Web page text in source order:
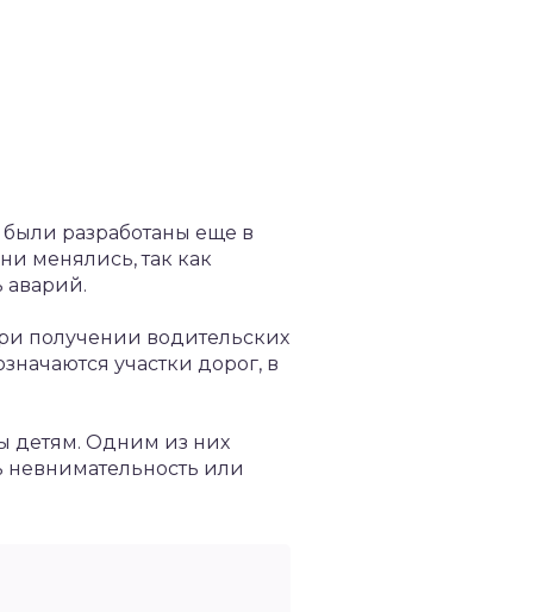
разработаны еще в
менялись, так как
аварий.
получении водительских
участки дорог, в
детям. Одним из них
или